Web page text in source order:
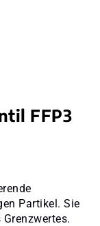
FFP3
Partikel. Sie